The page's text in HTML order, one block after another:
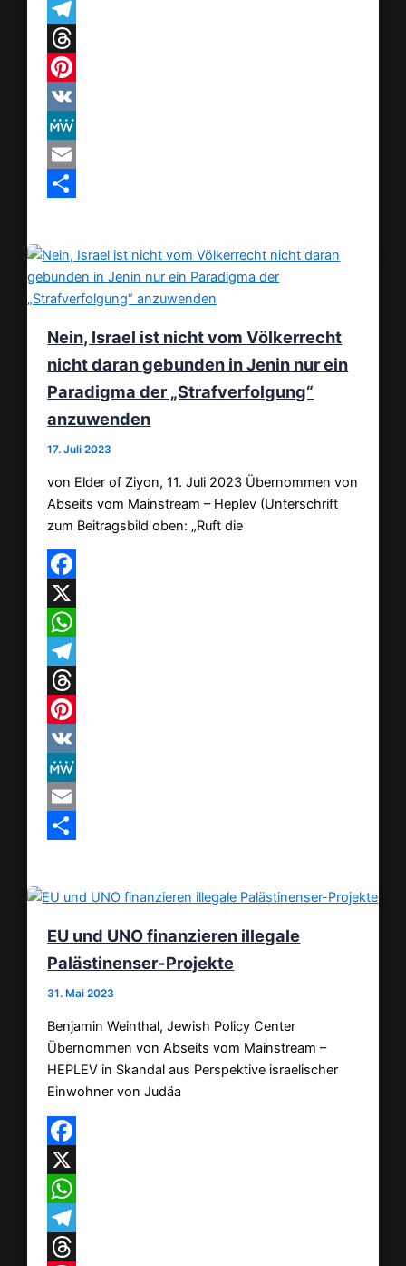
WhatsApp
Telegram
Threads
Pinterest
VK
MeWe
Email
Nein, Israel ist nicht vom Völkerrecht
nicht daran gebunden in Jenin nur ein
Paradigma der „Strafverfolgung“
anzuwenden
17. Juli 2023
von Elder of Ziyon, 11. Juli 2023 Übernommen von
Abseits vom Mainstream – Heplev (Unterschrift
zum Beitragsbild oben: „Ruft die
Facebook
X
WhatsApp
Telegram
Threads
Pinterest
VK
MeWe
Email
EU und UNO finanzieren illegale
Palästinenser-Projekte
31. Mai 2023
Benjamin Weinthal, Jewish Policy Center
Übernommen von Abseits vom Mainstream –
HEPLEV in Skandal aus Perspektive israelischer
Einwohner von Judäa
Facebook
X
WhatsApp
Telegram